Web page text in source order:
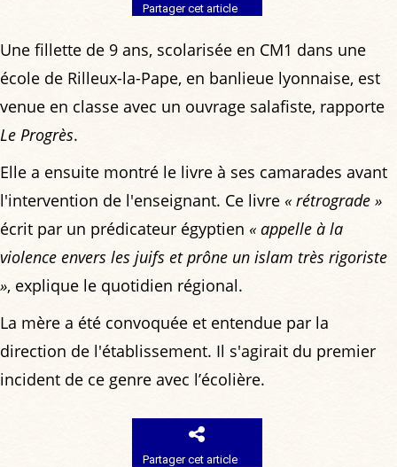
Partager cet article
Une fillette de 9 ans, scolarisée en CM1 dans une
école de Rilleux-la-Pape, en banlieue lyonnaise, est
venue en classe avec un ouvrage salafiste, rapporte
Le Progrès.
Elle a ensuite montré le livre à ses camarades avant
l'intervention de l'enseignant. Ce livre « rétrograde »
écrit par un prédicateur égyptien « appelle à la
violence envers les juifs et prône un islam très rigoriste
», explique le quotidien régional.
La mère a été convoquée et entendue par la
direction de l'établissement. Il s'agirait du premier
incident de ce genre avec l’écolière.
Partager cet article